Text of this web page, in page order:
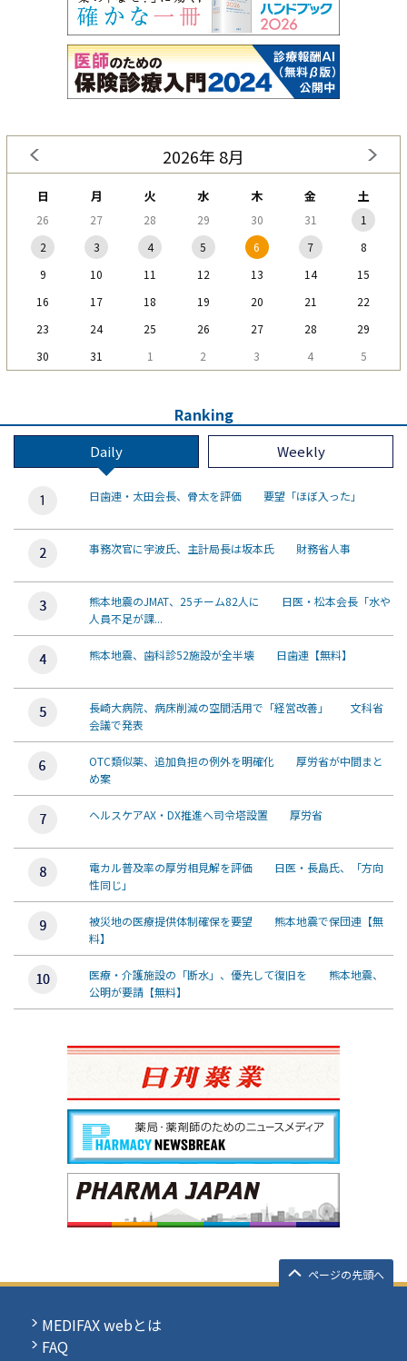
2026年 8月
日 月 火 水 木 金 土
26 27 28 29 30 31
1
2
3 4 5 6 7
8
9
10 11 12 13 14
15
16
17 18 19 20 21
22
23
24 25 26 27 28
29
30
31 1 2 3 4 5
Ranking
Daily Weekly
日歯連・太田会長、骨太を評価 要望「ほぼ入った」
事務次官に宇波氏、主計局長は坂本氏 財務省人事
熊本地震のJMAT、25チーム82人に 日医・松本会長「水や
人員不足が課...
熊本地震、歯科診52施設が全半壊 日歯連【無料】
長崎大病院、病床削減の空間活用で「経営改善」 文科省
会議で発表
OTC類似薬、追加負担の例外を明確化 厚労省が中間まと
め案
ヘルスケアAX・DX推進へ司令塔設置 厚労省
電カル普及率の厚労相見解を評価 日医・長島氏、「方向
性同じ」
被災地の医療提供体制確保を要望 熊本地震で保団連【無
料】
医療・介護施設の「断水」、優先して復旧を 熊本地震、
公明が要請【無料】
ページの先頭へ
MEDIFAX webとは
FAQ